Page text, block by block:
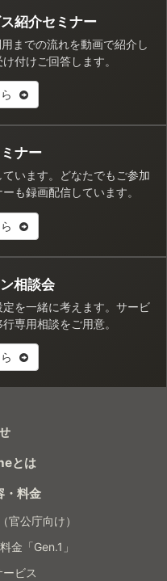
紹介セミナー
までの流れを動画で紹介し
付けご回答します。
ナー
います。どなたでもご参加
も録画配信しています。
相談会
を一緒に考えます。サービ
専用相談をご用意。
とは
・料金
官公庁向け）
金「Gen.1」
ビス